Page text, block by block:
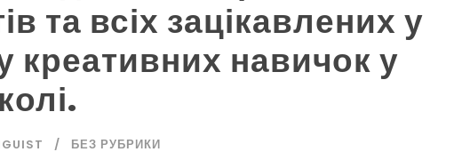
та всіх зацікавлених у
креативних навичок у
БЕЗ РУБРИКИАрхіви